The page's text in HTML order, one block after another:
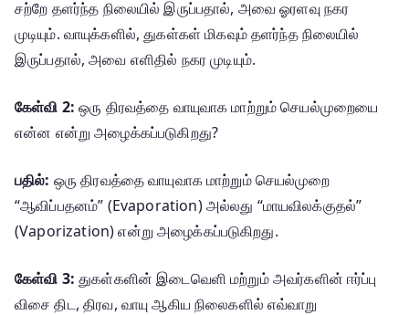
சற்றே தளர்ந்த நிலையில் இருப்பதால், அவை ஓரளவு நகர
முடியும். வாயுக்களில், துகள்கள் மிகவும் தளர்ந்த நிலையில்
இருப்பதால், அவை எளிதில் நகர முடியும்.
கேள்வி 2: ஒரு திரவத்தை வாயுவாக மாற்றும் செயல்முறையை
என்ன என்று அழைக்கப்படுகிறது?
பதில்: ஒரு திரவத்தை வாயுவாக மாற்றும் செயல்முறை
“ஆவிப்பதனம்” (Evaporation) அல்லது “மாயவிலக்குதல்”
(Vaporization) என்று அழைக்கப்படுகிறது.
கேள்வி 3: துகள்களின் இடைவெளி மற்றும் அவர்களின் ஈர்ப்பு
விசை திட, திரவ, வாயு ஆகிய நிலைகளில் எவ்வாறு